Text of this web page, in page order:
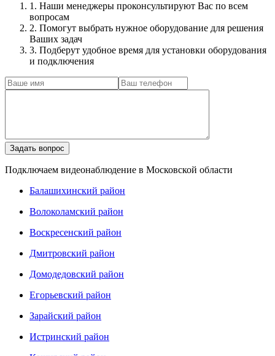
1. Наши менеджеры проконсультируют Вас по всем
вопросам
2. Помогут выбрать нужное оборудование для решения
Ваших задач
3. Подберут удобное время для установки оборудования
и подключения
Подключаем видеонаблюдение в Московской области
Балашихинский район
Волоколамский район
Воскресенский район
Дмитровский район
Домодедовский район
Егорьевский район
Зарайский район
Истринский район